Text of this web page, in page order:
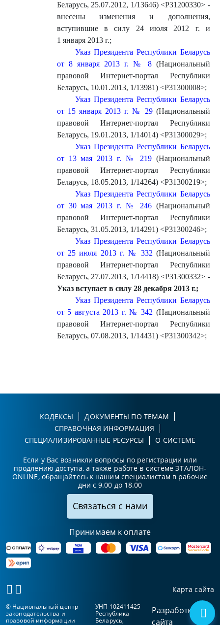
Беларусь, 25.07.2012, 1/13646) <P31200330> -
внесены изменения и дополнения,
вступившие в силу 24 июля 2012 г. и
1 января 2013 г.;
Указ Президента Республики Беларусь
от 8 января 2013 г. № 8(Национальный
правовой Интернет-портал Республики
Беларусь, 10.01.2013, 1/13981) <P31300008>;
Указ Президента Республики Беларусь
от 15 января 2013 г. № 29(Национальный
правовой Интернет-портал Республики
Беларусь, 19.01.2013, 1/14014) <P31300029>;
Указ Президента Республики Беларусь
от 13 мая 2013 г. № 219 (Национальный
правовой Интернет-портал Республики
Беларусь, 18.05.2013, 1/14264) <P31300219>;
Указ Президента Республики Беларусь
от 30 мая 2013 г. № 246 (Национальный
правовой Интернет-портал Республики
Беларусь, 31.05.2013, 1/14291) <P31300246>;
Указ Президента Республики Беларусь
от 25 июля 2013 г. № 332 (Национальный
правовой Интернет-портал Республики
Беларусь, 27.07.2013, 1/14418) <P31300332> -
Указ вступает в силу 28 декабря 2013 г.;
Указ Президента Республики Беларусь
от 5 августа 2013 г. № 342 (Национальный
правовой Интернет-портал Республики
Беларусь, 07.08.2013, 1/14431) <P31300342>;
КОДЕКСЫ
ДОКУМЕНТЫ ПО ТЕМАМ
СПРАВОЧНАЯ ИНФОРМАЦИЯ
СПЕЦИАЛИЗИРОВАННЫЕ РЕСУРСЫ
О СИСТЕМЕ
Если у Вас возникли вопросы по регистрации или
продлению доступа, а также работе в системе ЭТАЛОН-
ONLINE, обращайтесь к нашим специалистам в рабочие
дни с 9.00 до 18.00
Связаться с нами
Принимаем к оплате
Карта сайта
© Национальный центр
законодательства и
правовой информации
УНП 102411425
Республика
Беларусь,
Разработка
сайта